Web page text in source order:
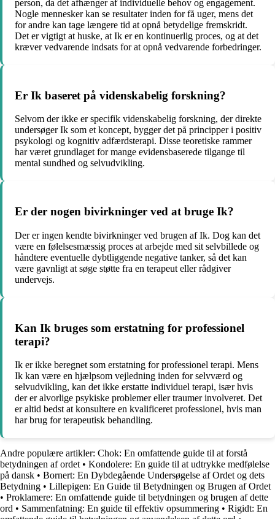
person, da det afhænger af individuelle behov og engagement.
Nogle mennesker kan se resultater inden for få uger, mens det
for andre kan tage længere tid at opnå betydelige fremskridt.
Det er vigtigt at huske, at Ik er en kontinuerlig proces, og at det
kræver vedvarende indsats for at opnå vedvarende forbedringer.
Er Ik baseret på videnskabelig forskning?
Selvom der ikke er specifik videnskabelig forskning, der direkte
undersøger Ik som et koncept, bygger det på principper i positiv
psykologi og kognitiv adfærdsterapi. Disse teoretiske rammer
har været grundlaget for mange evidensbaserede tilgange til
mental sundhed og selvudvikling.
Er der nogen bivirkninger ved at bruge Ik?
Der er ingen kendte bivirkninger ved brugen af Ik. Dog kan det
være en følelsesmæssig proces at arbejde med sit selvbillede og
håndtere eventuelle dybtliggende negative tanker, så det kan
være gavnligt at søge støtte fra en terapeut eller rådgiver
undervejs.
Kan Ik bruges som erstatning for professionel
terapi?
Ik er ikke beregnet som erstatning for professionel terapi. Mens
Ik kan være en hjælpsom vejledning inden for selvværd og
selvudvikling, kan det ikke erstatte individuel terapi, især hvis
der er alvorlige psykiske problemer eller traumer involveret. Det
er altid bedst at konsultere en kvalificeret professionel, hvis man
har brug for terapeutisk behandling.
Andre populære artikler: Chok: En omfattende guide til at forstå
betydningen af ordet • Kondolere: En guide til at udtrykke medfølelse
på dansk • Bornert: En Dybdegående Undersøgelse af Ordet og dets
Betydning • Lillepigen: En Guide til Betydningen og Brugen af Ordet
• Proklamere: En omfattende guide til betydningen og brugen af dette
ord • Sammenfatning: En guide til effektiv opsummering • Rigidt: En